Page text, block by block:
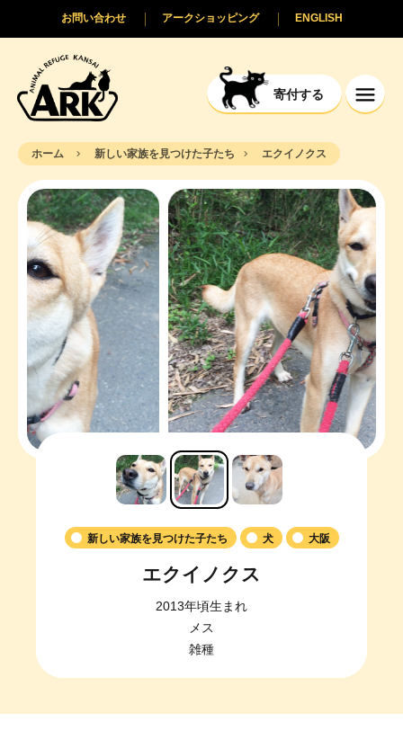
寄付する
ENGLISH
アークショッピング
お問い合わせ
ホーム 新しい家族を見つけた子たち エクイノクス
新しい家族を見つけた子たち 犬 大阪
エクイノクス
2013年頃生まれ
メス
雑種